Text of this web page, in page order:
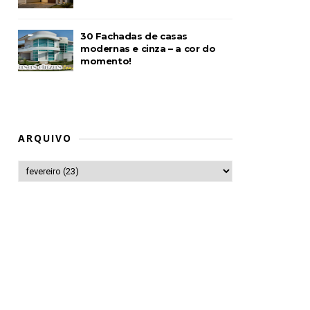
30 Fachadas de casas
modernas e cinza – a cor do
momento!
ARQUIVO